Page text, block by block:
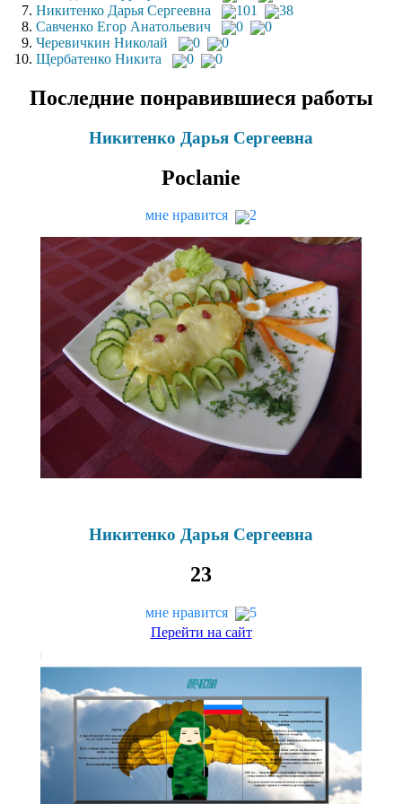
Никитенко Дарья Сергеевна
101
38
Савченко Егор Анатольевич
0
0
Черевичкин Николай
0
0
Щербатенко Никита
0 0
Последние понравившиеся работы
Никитенко Дарья Сергеевна
Poclanie
мне нравится 2
Никитенко Дарья Сергеевна
23
мне нравится
5
Перейти на сайт